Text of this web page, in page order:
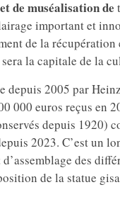
de muséalisation de
important et
de la
la capitale de la
depuis 2005 par
000 euros reçus en
depuis 1920)
2023. C’est un
des
de la statue